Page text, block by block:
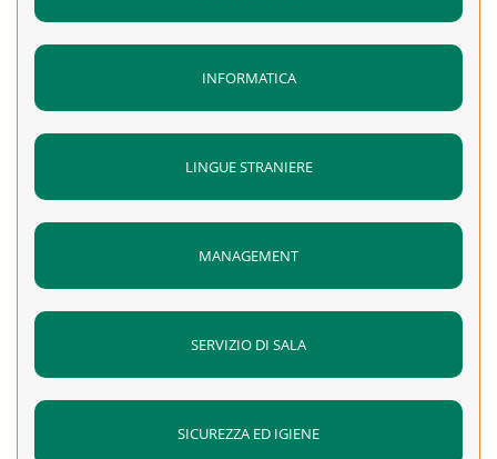
INFORMATICA
LINGUE STRANIERE
MANAGEMENT
SERVIZIO DI SALA
SICUREZZA ED IGIENE